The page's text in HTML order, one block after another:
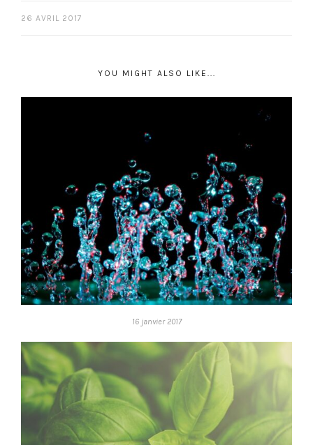
26 AVRIL 2017
YOU MIGHT ALSO LIKE...
16 janvier 2017